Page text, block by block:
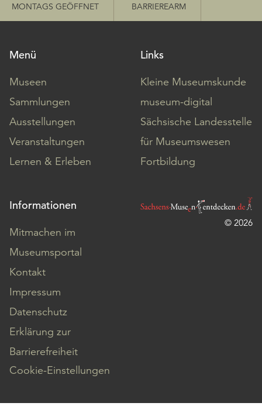
MONTAGS GEÖFFNET BARRIEREARM
Menü
Museen
Sammlungen
Ausstellungen
Veranstaltungen
Lernen & Erleben
Links
Kleine Museumskunde
museum-digital
Sächsische Landesstelle
für Museumswesen
Fortbildung
Informationen
Mitmachen im
Museumsportal
Kontakt
Impressum
Datenschutz
Erklärung zur
Barrierefreiheit
Cookie-Einstellungen
© 2026